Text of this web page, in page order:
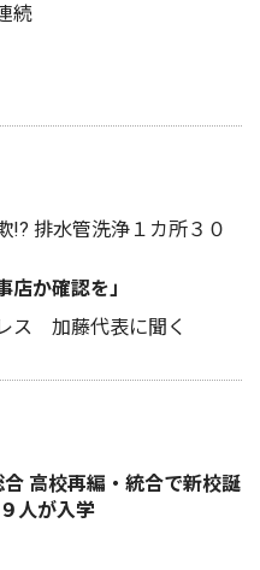
続
!? 排水管洗浄１カ所３０
店か確認を」
ス 加藤代表に聞く
高校再編・統合で新校誕
人が入学